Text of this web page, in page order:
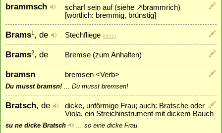
brammsch scharf sein auf (siehe ↗ brammrich)
[wörtlich: bremmig, brünstig]
Brams1, de Stechfliege [tiere]
Brams2, de Bremse (zum Anhalten)
bramsn bremsen <Verb>
Du musst bramsn! ... Du musst bremsen!
Bratsch, de
dicke, unförmige Frau; auch: Bratsche oder
Viola, ein Streichinstrument mit dickem Bauch
su ne dicke Bratsch ... so eine dicke Frau